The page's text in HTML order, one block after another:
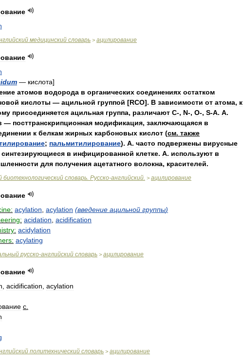
медицинский словарь > ацилирование
— кислота]
атомов водорода в органических соединениях остатком
кислоты — ацильной группой [RCO]. В зависимости от атома, к
присоединяется ацильная группа, различают C-, N-, O-, S-А. А.
— посттранскрипционная модификация, заключающаяся в
к белкам жирных карбоновых кислот (см. также
; пальмитилирование). А. часто подвержены вирусные
синтезирующиеся в инфицированной клетке. А. используют в
для получения ацетатного волокна, красителей.
биотехнологический словарь. Русско-английский. > ацилирование
acylation acylation (введение ацильной группы)
acidation acidification
acidylation
acylating
русско-английский словарь > ацилирование
acidification acylation
с
политехнический словарь > ацилирование